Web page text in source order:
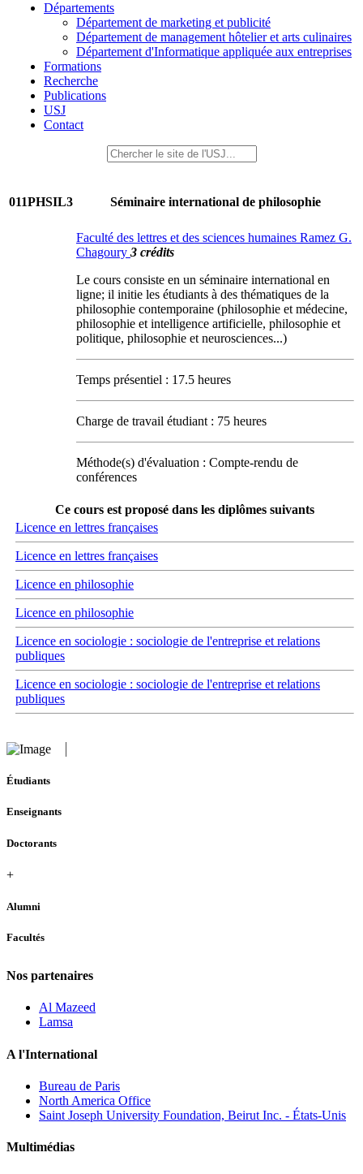
Départements
Département de marketing et publicité
Département de management hôtelier et arts culinaires
Département d'Informatique appliquée aux entreprises
Formations
Recherche
Publications
USJ
Contact
011PHSIL3 Séminaire international de philosophie
Faculté des lettres et des sciences humaines Ramez G.
Chagoury 3 crédits
Le cours consiste en un séminaire international en
ligne; il initie les étudiants à des thématiques de la
philosophie contemporaine (philosophie et médecine,
philosophie et intelligence artificielle, philosophie et
politique, philosophie et neurosciences...)
Temps présentiel : 17.5 heures
Charge de travail étudiant : 75 heures
Méthode(s) d'évaluation : Compte-rendu de
conférences
Ce cours est proposé dans les diplômes suivants
Licence en lettres françaises
Licence en lettres françaises
Licence en philosophie
Licence en philosophie
Licence en sociologie : sociologie de l'entreprise et relations
publiques
Licence en sociologie : sociologie de l'entreprise et relations
publiques
Étudiants
Enseignants
Doctorants
+
Alumni
Facultés
Nos partenaires
Al Mazeed
Lamsa
A l'International
Bureau de Paris
North America Office
Saint Joseph University Foundation, Beirut Inc. - États-Unis
Multimédias